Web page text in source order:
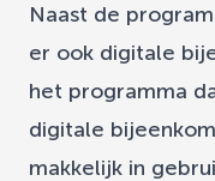
Naast de
er ook digitale
het programma
digitale
makkelijk in